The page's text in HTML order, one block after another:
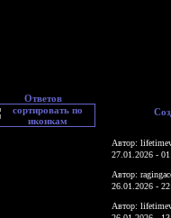
Ответов
Автор:
27.01.2026 -
Автор:
26.01.2026 -
Автор: